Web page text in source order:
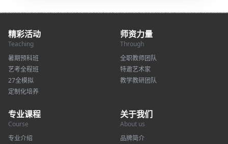
精彩活动
Teaching
暑期预科班
艺考全程班
27全模拟
定制化培养
师资力量
Through
全职教师团队
特邀艺术家
教学教研团队
专业课程
Course
专业介绍
关于我们
About us
品牌简介